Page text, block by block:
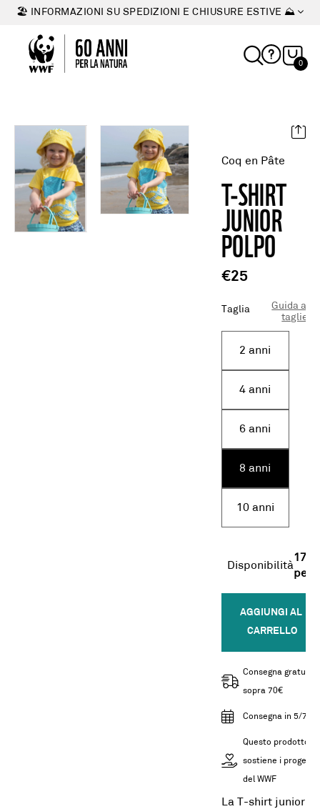
🏖 INFORMAZIONI SU SPEDIZIONI E CHIUSURE ESTIVE ⛰
0
Coq en Pâte
T-SHIRT
JUNIOR
POLPO
€25
Taglia
Guida alle
taglie
2 anni
4 anni
6 anni
8 anni
10 anni
Disponibilità
17
AGGIUNGI AL
CARRELLO
Consegna gratuita
sopra 70€
Consegna in 5/7gg
Questo prodotto
sostiene i progetti
del WWF
La T-shirt junior